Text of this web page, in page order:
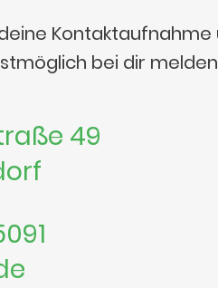
Kontaktaufnahme
bei dir
49